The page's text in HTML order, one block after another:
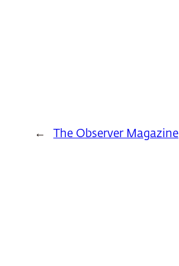
← The Observer Magazine